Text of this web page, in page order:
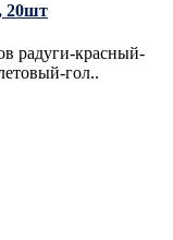
20шт
радуги-красный-
гол..